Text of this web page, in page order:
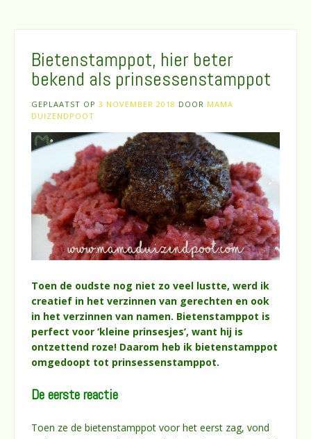
Bietenstamppot, hier beter
bekend als prinsessenstamppot
GEPLAATST OP 3 NOVEMBER 2018 DOOR MAMA
DUIZENDPOOT
Toen de oudste nog niet zo veel lustte, werd ik
creatief in het verzinnen van gerechten en ook
in het verzinnen van namen. Bietenstamppot is
perfect voor ‘kleine prinsesjes’, want hij is
ontzettend roze! Daarom heb ik bietenstamppot
omgedoopt tot prinsessenstamppot.
De eerste reactie
Toen ze de bietenstamppot voor het eerst zag, vond